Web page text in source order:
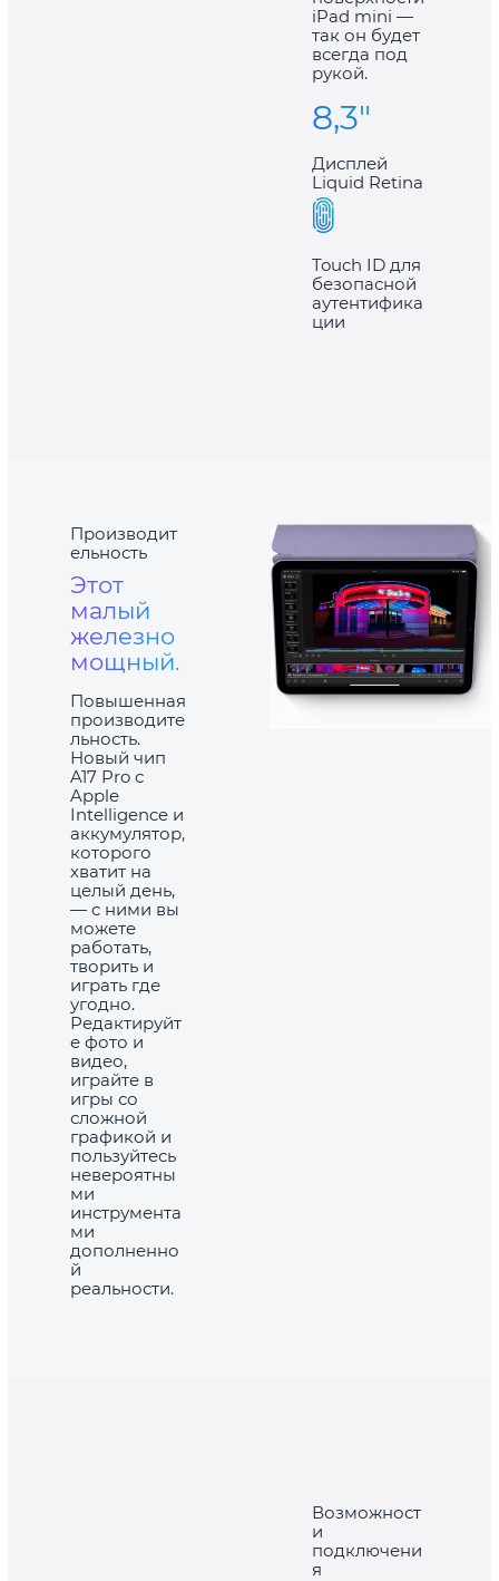
iPad mini —
так он будет
всегда под
рукой.
8,3"
Дисплей
Liquid Retina
Touch ID для
безопасной
аутентифика
ции
Производит
ельность
Этот
малый
железно
мощный.
Повышенная
производите
льность.
Новый чип
A17 Pro с
Apple
Intelligence и
аккумулятор,
которого
хватит на
целый день,
— с ними вы
можете
работать,
творить и
играть где
угодно.
Редактируйт
е фото и
видео,
играйте в
игры со
сложной
графикой и
пользуйтесь
невероятны
ми
инструмента
ми
дополненно
й
реальности.
Возможност
и
подключени
я